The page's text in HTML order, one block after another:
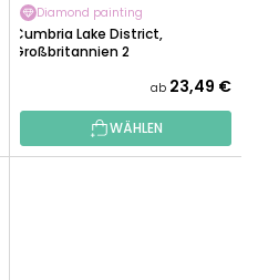
Diamond painting
Cumbria Lake District,
Großbritannien 2
ab 23,49 €
WÄHLEN